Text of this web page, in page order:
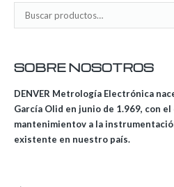
SOBRE NOSOTROS
DENVER Metrología Electrónica
García Olid en junio de 1.969, con
mantenimientov a la
existente en nuestro país.